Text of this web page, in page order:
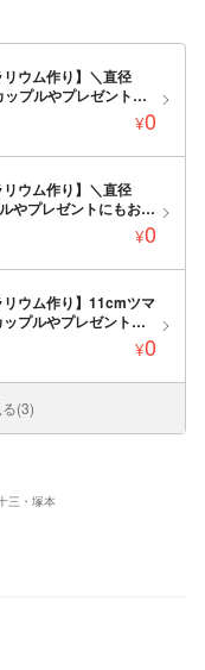
リウム作り】＼直径
プルやプレゼントに
¥0
リウム作り】＼直径
やプレゼントにもおス
¥0
リウム作り】11cmツマ
プルやプレゼントに
¥0
(3)
三・塚本